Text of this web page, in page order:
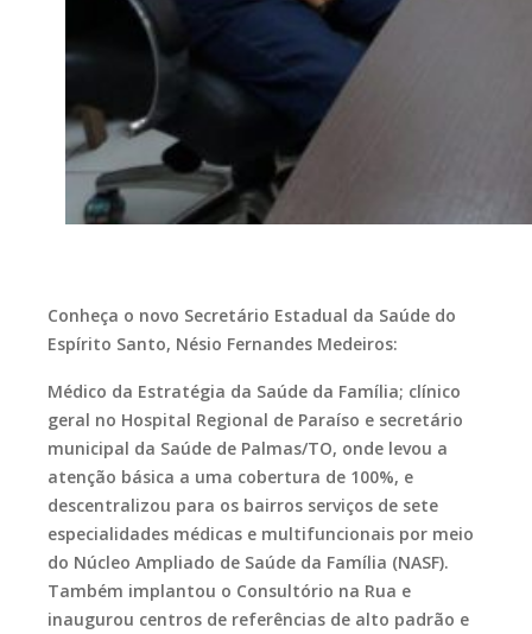
Conheça o novo Secretário Estadual da Saúde do
Espírito Santo, Nésio Fernandes Medeiros:
Médico da Estratégia da Saúde da Família; clínico
geral no Hospital Regional de Paraíso e secretário
municipal da Saúde de Palmas/TO, onde levou a
atenção básica a uma cobertura de 100%, e
descentralizou para os bairros serviços de sete
especialidades médicas e multifuncionais por meio
do Núcleo Ampliado de Saúde da Família (NASF).
Também implantou o Consultório na Rua e
inaugurou centros de referências de alto padrão e